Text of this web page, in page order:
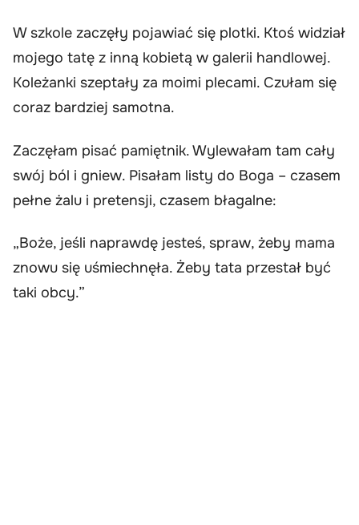
W szkole zaczęły pojawiać się plotki. Ktoś widział
mojego tatę z inną kobietą w galerii handlowej.
Koleżanki szeptały za moimi plecami. Czułam się
coraz bardziej samotna.
Zaczęłam pisać pamiętnik. Wylewałam tam cały
swój ból i gniew. Pisałam listy do Boga – czasem
pełne żalu i pretensji, czasem błagalne:
„Boże, jeśli naprawdę jesteś, spraw, żeby mama
znowu się uśmiechnęła. Żeby tata przestał być
taki obcy.”